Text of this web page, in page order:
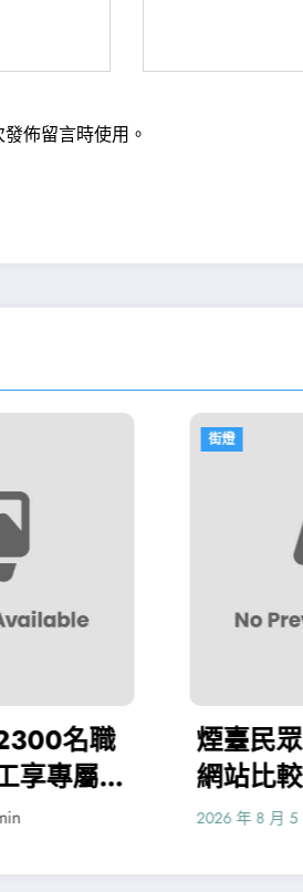
佈留言時使用。
煙臺民眾網 煙臺台包養
網站比較的門戶網站和唯
一的消息網站
2026 年 8 月 5 日